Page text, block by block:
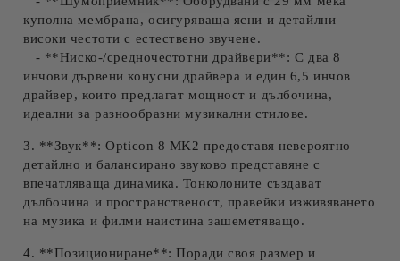
куполна мембрана, осигуряваща ясни и детайлни
високи честоти с естествено звучене.
- **Ниско-/средночестотни драйвери**: С два 8
инчови дървени конусни драйвера и един 6,5 инчов
драйвер, които предлагат мощност и дълбочина,
идеални за разнообразни музикални стилове.
3. **Звук**: Opticon 8 MK2 предоставя невероятно
детайлно и балансирано звуково представяне с
впечатляваща динамика. Тонколоните създават
дълбочина и пространственост, правейки изживяването
на музика и филми наистина зашеметяващо.
4. **Позициониране**: Поради своя размер и